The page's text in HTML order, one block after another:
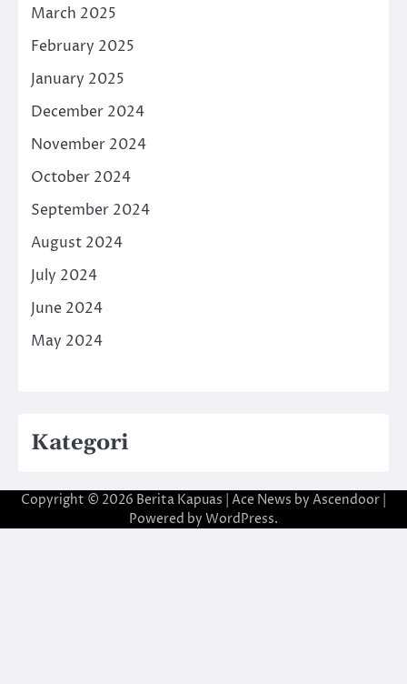
March 2025
February 2025
January 2025
December 2024
November 2024
October 2024
September 2024
August 2024
July 2024
June 2024
May 2024
Kategori
Copyright © 2026 Berita Kapuas | Ace News by Ascendoor
Powered by WordPress.